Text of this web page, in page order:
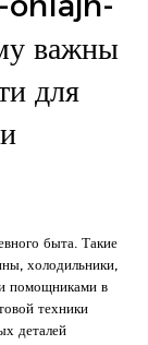
важны
для
быта. Такие
холодильники,
помощниками в
техники
деталей.